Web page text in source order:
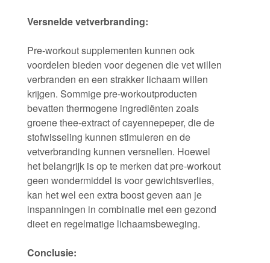
Versnelde vetverbranding:
Pre-workout supplementen kunnen ook
voordelen bieden voor degenen die vet willen
verbranden en een strakker lichaam willen
krijgen. Sommige pre-workoutproducten
bevatten thermogene ingrediënten zoals
groene thee-extract of cayennepeper, die de
stofwisseling kunnen stimuleren en de
vetverbranding kunnen versnellen. Hoewel
het belangrijk is op te merken dat pre-workout
geen wondermiddel is voor gewichtsverlies,
kan het wel een extra boost geven aan je
inspanningen in combinatie met een gezond
dieet en regelmatige lichaamsbeweging.
Conclusie: